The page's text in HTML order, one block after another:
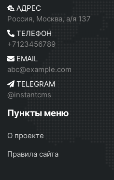
АДРЕС
Россия, Москва, а/я 137
ТЕЛЕФОН
+7123456789
EMAIL
abc@example.com
TELEGRAM
@instantcms
Пункты меню
О проекте
Правила сайта